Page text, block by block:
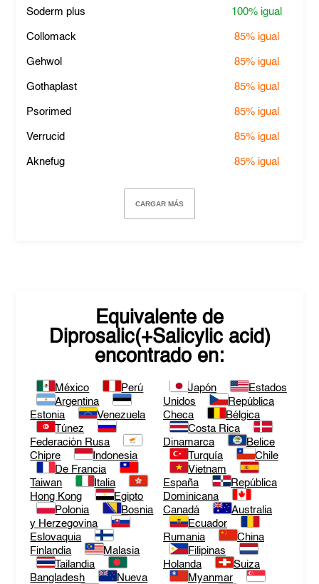
Soderm plus 100% igual
Collomack 85% igual
Gehwol 85% igual
Gothaplast 85% igual
Psorimed 85% igual
Verrucid 85% igual
Aknefug 85% igual
CARGAR MÁS
Equivalente de
Diprosalic(+Salicylic acid)
encontrado en:
México
Perú
Argentina
Estonia
Venezuela
Túnez
Federación Rusa
Chipre
Indonesia
De Francia
Taiwan
Italia
Hong Kong
Egipto
Polonia
Bosnia
y Herzegovina
Eslovaquia
Finlandia
Malasia
Tailandia
Bangladesh
Nueva
Japón
Estados
Unidos
República
Checa
Bélgica
Costa Rica
Dinamarca
Belice
Turquía
Chile
Vietnam
España
República
Dominicana
Canadá
Australia
Ecuador
Rumania
China
Filipinas
Holanda
Suiza
Myanmar